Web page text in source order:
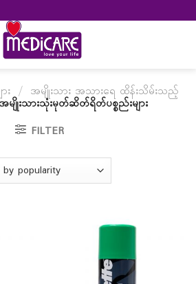
း / အမျိုးသား အသားရေ ထိန်းသိမ်းသည့်
အမျိုးသားသုံးမုတ်ဆိတ်ရိတ်ပစ္စည်းများ
FILTER